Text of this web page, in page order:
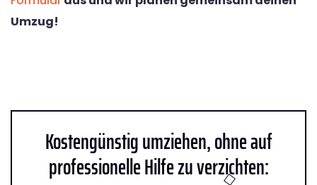
Umzug!
Kostengünstig umziehen, ohne auf
professionelle Hilfe zu verzichten: